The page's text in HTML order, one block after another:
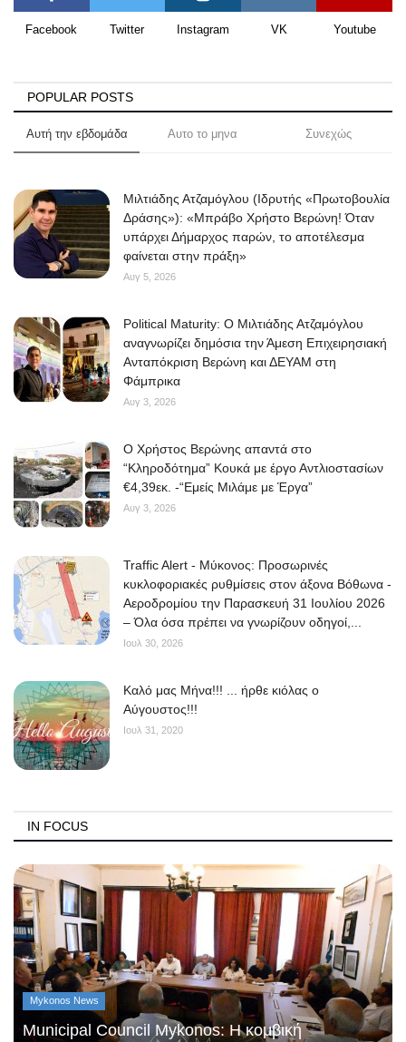
Facebook Twitter Instagram VK Youtube
POPULAR POSTS
Αυτή την εβδομάδα Αυτο το μηνα Συνεχώς
Μιλτιάδης Ατζαμόγλου (Ιδρυτής «Πρωτοβουλία
Δράσης»): «Μπράβο Χρήστο Βερώνη! Όταν
υπάρχει Δήμαρχος παρών, το αποτέλεσμα
φαίνεται στην πράξη»
Αυγ 5, 2026
Political Maturity: Ο Μιλτιάδης Ατζαμόγλου
αναγνωρίζει δημόσια την Άμεση Επιχειρησιακή
Ανταπόκριση Βερώνη και ΔΕΥΑΜ στη
Φάμπρικα
Αυγ 3, 2026
O Χρήστος Βερώνης απαντά στο
“Κληροδότημα” Κουκά με έργο Αντλιοστασίων
€4,39εκ. -“Εμείς Μιλάμε με Έργα”
Αυγ 3, 2026
Traffic Alert - Μύκονος: Προσωρινές
κυκλοφοριακές ρυθμίσεις στον άξονα Βόθωνα -
Αεροδρομίου την Παρασκευή 31 Ιουλίου 2026
– Όλα όσα πρέπει να γνωρίζουν οδηγοί,...
Ιουλ 30, 2026
Kαλό μας Μήνα!!! ... ήρθε κιόλας ο
Αύγουστος!!!
Ιουλ 31, 2020
IN FOCUS
Mykonos News
Municipal Council Mykonos: Η κομβική